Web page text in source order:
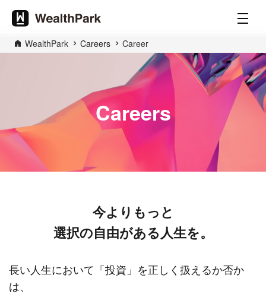
WealthPark Careers Career
Careers
今よりもっと
選択の自由がある人生を。
長い人生において「投資」を正しく扱えるか否か
は、